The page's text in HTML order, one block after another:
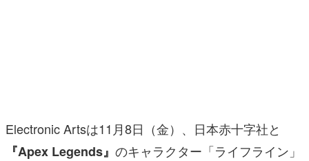
Electronic Artsは11月8日（金）、日本赤十字社と
『Apex Legends』 のキャラクター「ライフライン」